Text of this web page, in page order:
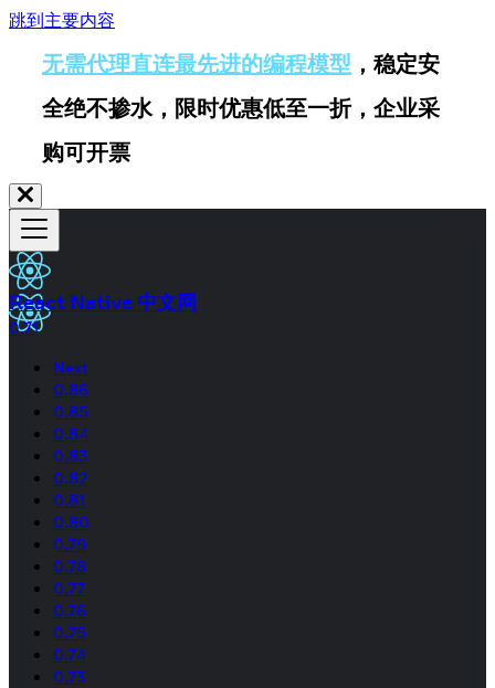
跳到主要内容
无需代理直连最先进的编程模型 ，稳定安
全绝不掺水，限时优惠低至一折，企业采
购可开票
React Native 中文网
0.71
Next
0.86
0.85
0.84
0.83
0.82
0.81
0.80
0.79
0.78
0.77
0.76
0.75
0.74
0.73